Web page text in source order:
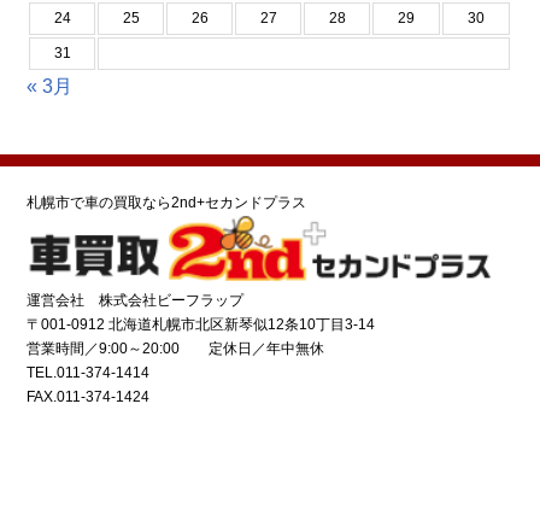
24 25 26 27 28 29 30
31
« 3月
札幌市で車の買取なら2nd+セカンドプラス
運営会社 株式会社ビーフラップ
〒001-0912 北海道札幌市北区新琴似12条10丁目3-14
営業時間／9:00～20:00 定休日／年中無休
TEL.011-374-1414
FAX.011-374-1424